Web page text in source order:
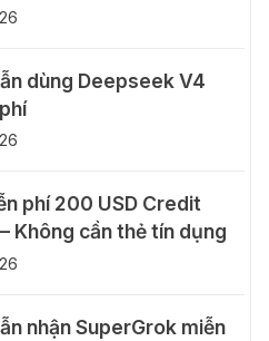
dùng Deepseek V4
phí 200 USD Credit
Không cần thẻ tín dụng
nhận SuperGrok miễn